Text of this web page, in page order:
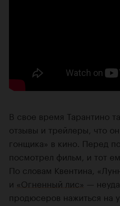
В свое время Тарантино
отзывы и трейлеры, что
гонщика» в кино. Перед
посмотрел фильм, и тот
По словам Квентина,
и «Огненный лис» —
продюсеров нажиться на